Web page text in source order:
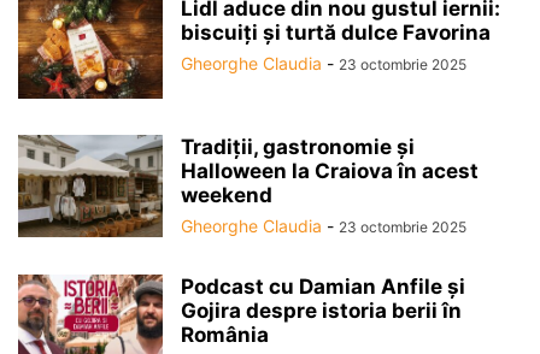
Lidl aduce din nou gustul iernii:
biscuiți și turtă dulce Favorina
Gheorghe Claudia - 23 octombrie 2025
Tradiții, gastronomie și
Halloween la Craiova în acest
weekend
Gheorghe Claudia - 23 octombrie 2025
Podcast cu Damian Anfile și
Gojira despre istoria berii în
România